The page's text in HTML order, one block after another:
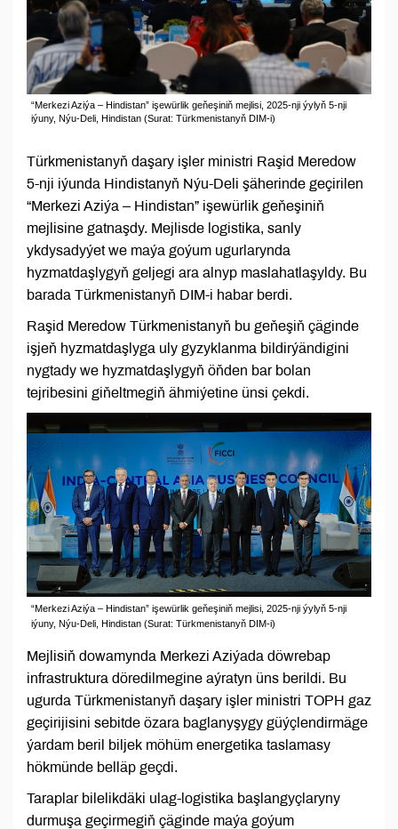
“Merkezi Aziýa – Hindistan” işewürlik geňeşiniň mejlisi, 2025-nji ýylyň 5-nji
iýuny, Nýu-Deli, Hindistan (Surat: Türkmenistanyň DIM-i)
Türkmenistanyň daşary işler ministri Raşid Meredow
5-nji iýunda Hindistanyň Nýu-Deli şäherinde geçirilen
“Merkezi Aziýa – Hindistan” işewürlik geňeşiniň
mejlisine gatnaşdy. Mejlisde logistika, sanly
ykdysadyýet we maýa goýum ugurlarynda
hyzmatdaşlygyň geljegi ara alnyp maslahatlaşyldy. Bu
barada Türkmenistanyň DIM-i habar berdi.
Raşid Meredow Türkmenistanyň bu geňeşiň çäginde
işjeň hyzmatdaşlyga uly gyzyklanma bildirýändigini
nygtady we hyzmatdaşlygyň öňden bar bolan
tejribesini giňeltmegiň ähmiýetine ünsi çekdi.
“Merkezi Aziýa – Hindistan” işewürlik geňeşiniň mejlisi, 2025-nji ýylyň 5-nji
iýuny, Nýu-Deli, Hindistan (Surat: Türkmenistanyň DIM-i)
Mejlisiň dowamynda Merkezi Aziýada döwrebap
infrastruktura döredilmegine aýratyn üns berildi. Bu
ugurda Türkmenistanyň daşary işler ministri TOPH gaz
geçirijisini sebitde özara baglanyşygy güýçlendirmäge
ýardam beril biljek möhüm energetika taslamasy
hökmünde belläp geçdi.
Taraplar bilelikdäki ulag-logistika başlangyçlaryny
durmuşa geçirmegiň çäginde maýa goýum